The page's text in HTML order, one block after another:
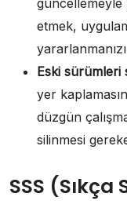
etmek,
Eski sürümleri
yer
düzgün
silinmesi
SSS